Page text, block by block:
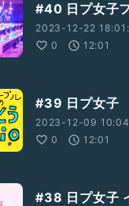
#40 日プ女子
2023-12-22
0
12:01
#39 日プ女子
2023-12-09
0
12:01
#38 日プ女子